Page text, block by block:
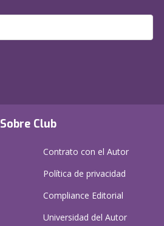
Sobre Club
Contrato con el Autor
Política de privacidad
Compliance Editorial
Universidad del Autor